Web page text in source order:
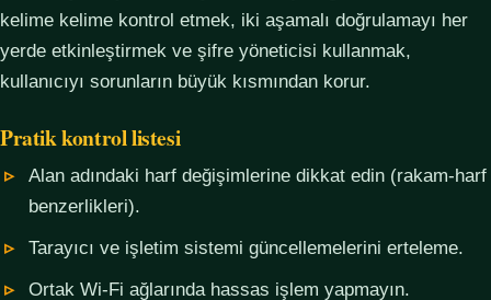
kelime kelime kontrol etmek, iki aşamalı doğrulamayı her
yerde etkinleştirmek ve şifre yöneticisi kullanmak,
kullanıcıyı sorunların büyük kısmından korur.
Pratik kontrol listesi
Alan adındaki harf değişimlerine dikkat edin (rakam-harf
benzerlikleri).
Tarayıcı ve işletim sistemi güncellemelerini erteleme.
Ortak Wi-Fi ağlarında hassas işlem yapmayın.